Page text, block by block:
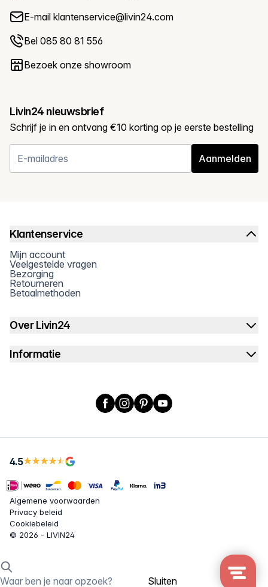
E-mail klantenservice@livin24.com
Bel 085 80 81 556
Bezoek onze showroom
Livin24 nieuwsbrief
Schrijf je in en ontvang €10 korting op je eerste bestelling
Aanmelden
Klantenservice
Mijn account
Veelgestelde vragen
Bezorging
Retourneren
Betaalmethoden
Over Livin24
Informatie
Facebook
Instagram
PinterestYouTube
4.5
Algemene voorwaarden
Privacy beleid
Cookiebeleid
© 2026 - LIVIN24
Sluiten